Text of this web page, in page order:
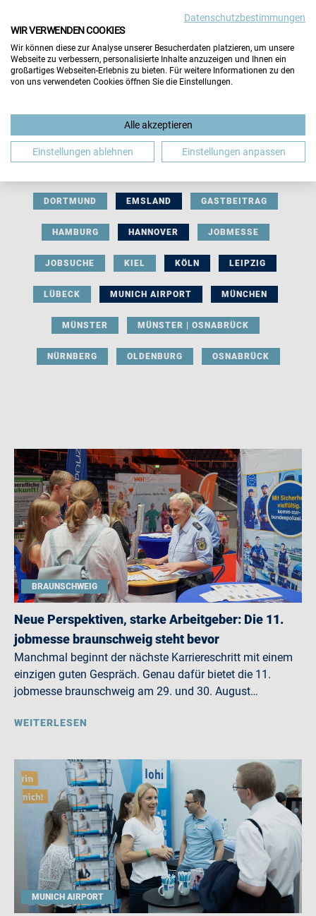
BERUFLICHE ORIENTIERUNG BEWERBUNG
DORTMUND EMSLAND GASTBEITRAG
HAMBURG HANNOVER JOBMESSE
JOBSUCHE KIEL KÖLN LEIPZIG
LÜBECK MUNICH AIRPORT MÜNCHEN
MÜNSTER MÜNSTER | OSNABRÜCK
NÜRNBERG OLDENBURG OSNABRÜCK
BRAUNSCHWEIG
Neue Perspektiven, starke Arbeitgeber: Die 11.
jobmesse braunschweig steht bevor
Manchmal beginnt der nächste Karriereschritt mit einem
einzigen guten Gespräch. Genau dafür bietet die 11.
jobmesse braunschweig am 29. und 30. August…
WEITERLESEN
MUNICH AIRPORT
Datenschutzbestimmungen
WIR VERWENDEN COOKIES
Wir können diese zur Analyse unserer Besucherdaten platzieren, um unsere
Webseite zu verbessern, personalisierte Inhalte anzuzeigen und Ihnen ein
großartiges Webseiten-Erlebnis zu bieten. Für weitere Informationen zu den
von uns verwendeten Cookies öffnen Sie die Einstellungen.
Alle akzeptieren
Einstellungen ablehnen Einstellungen anpassen